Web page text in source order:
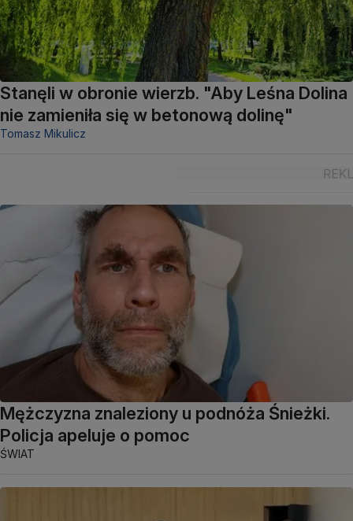
Stanęli w obronie wierzb. "Aby Leśna Dolina
nie zamieniła się w betonową dolinę"
Tomasz Mikulicz
Mężczyzna znaleziony u podnóża Śnieżki.
Policja apeluje o pomoc
ŚWIAT